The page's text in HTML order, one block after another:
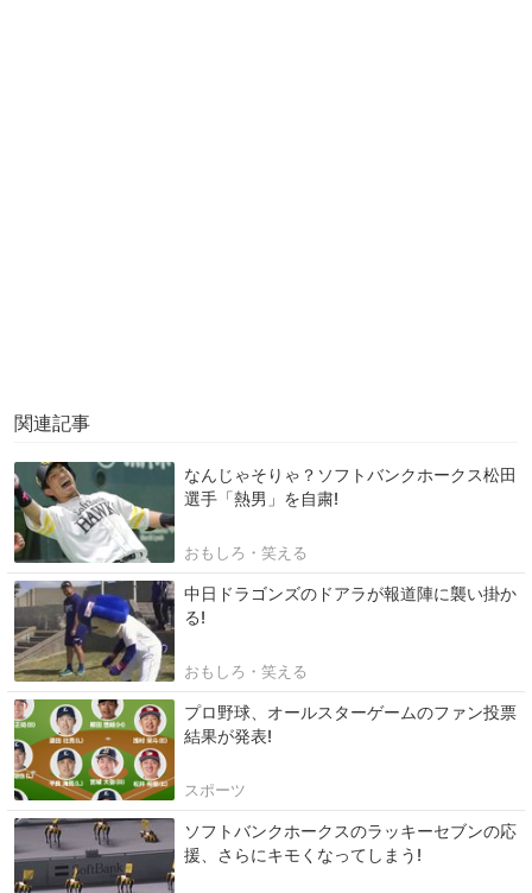
関連記事
なんじゃそりゃ？ソフトバンクホークス松田
選手「熱男」を自粛!
おもしろ・笑える
中日ドラゴンズのドアラが報道陣に襲い掛か
る!
おもしろ・笑える
プロ野球、オールスターゲームのファン投票
結果が発表!
スポーツ
ソフトバンクホークスのラッキーセブンの応
援、さらにキモくなってしまう!